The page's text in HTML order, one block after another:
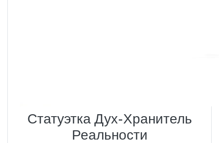
Статуэтка Дух-Хранитель
Реальности